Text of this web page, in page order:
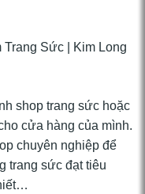
shop trang sức hoặc
cửa hàng của mình.
chuyên nghiệp để
trang sức đạt tiêu